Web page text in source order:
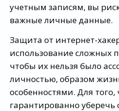
учетным записям, вы
важные личные данные.
Защита от интернет-
использование сложных
чтобы их нельзя было
личностью, образом
особенностями. Для того,
гарантированно уберечь